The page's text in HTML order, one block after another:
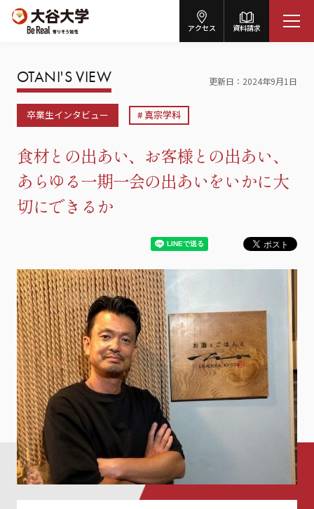
アクセス 資料請求
OTANI'S VIEW
卒業生インタビュー 真宗学科
更新日 2024年9月1日
食材との出あい、お客様との出あい、
あらゆる一期一会の出あいをいかに大
切にできるか